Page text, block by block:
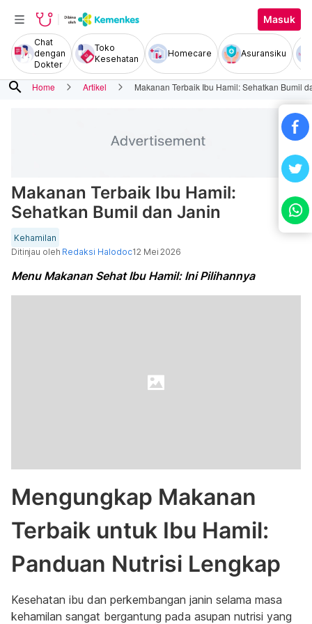
Masuk
Chat
dengan
Dokter
Toko
Kesehatan
Homecare Asuransiku
search Home Artikel Makanan Terbaik Ibu Hamil: Sehatkan Bumil
Makanan Terbaik Ibu Hamil:
Sehatkan Bumil dan Janin
Kehamilan
Ditinjau oleh Redaksi Halodoc12 Mei 2026
Menu Makanan Sehat Ibu Hamil: Ini Pilihannya
Mengungkap Makanan
Terbaik untuk Ibu Hamil:
Panduan Nutrisi Lengkap
Kesehatan ibu dan perkembangan janin selama masa
kehamilan sangat bergantung pada asupan nutrisi yang